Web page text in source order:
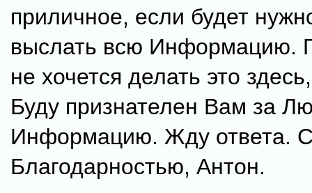
приличное, если будет
выслать всю Информацию.
не хочется делать это
Буду признателен Вам за
Информацию. Жду ответа.
Благодарностью, Антон.